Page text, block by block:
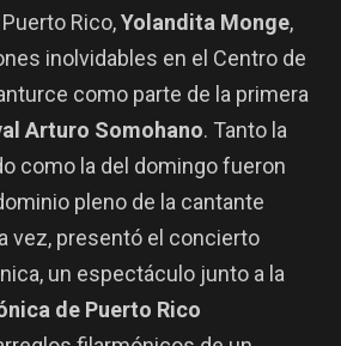
Rico,Yolandita Monge,
inolvidables en el Centro de
como parte de la primera
Arturo Somohano. Tanto la
como la del domingo fueron
pleno de la cantante
vez, presentó el concierto
un espectáculo junto a la
de Puerto Rico